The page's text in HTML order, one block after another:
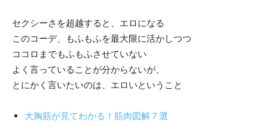
セクシーさを超越すると、エロになる
このコーデ、もふもふを最大限に活かしつつ
ココロまでもふもふさせていない
よく言っていることが分からないが、
とにかく言いたいのは、エロいということ
大胸筋が見てわかる！筋肉図解７選